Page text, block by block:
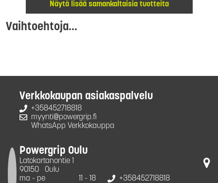
Näytä lisää samankaltaisia tuotteita
Vaihtoehtoja...
Verkkokaupan asiakaspalvelu
+358452718818
myynti@powergrip.fi
WhatsApp Verkkokauppa
Powergrip Oulu
Latokartanontie 1
90150
Oulu
ma - pe
11 - 18
+358452718818